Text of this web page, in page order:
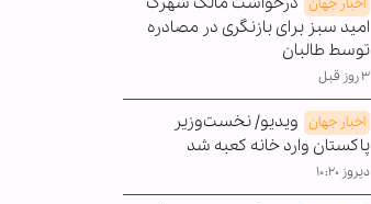
امید سبز برای بازنگری در مصادره
توسط طالبان
۳ روز قبل
اخبار جهان ویدیو/ نخست‌وزیر
پاکستان وارد خانه کعبه شد
دیروز ۱۰:۲۰